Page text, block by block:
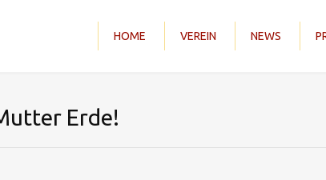
HOME VEREIN NEWS
Erde!